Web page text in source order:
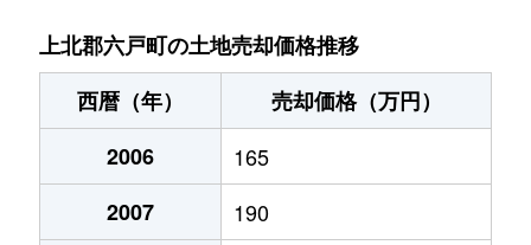
上北郡六戸町の土地売却価格推移
西暦（年）
売却価格（万円）
2006
165
2007
190